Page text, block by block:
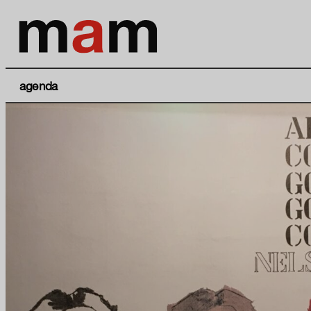
agenda